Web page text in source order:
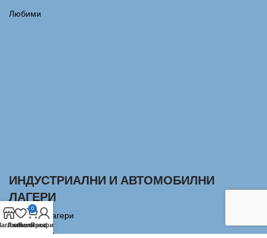
Любими
ИНДУСТРИАЛНИ И АВТОМОБИЛНИ
ЛАГЕРИ
Сачмени лагери
Аксиални Лагери
Любими
0
Количка
Профил